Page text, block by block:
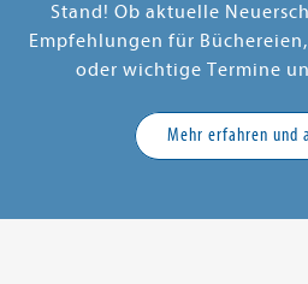
Stand! Ob aktuelle
Empfehlungen für
oder wichtige Termine
Mehr erfahren und